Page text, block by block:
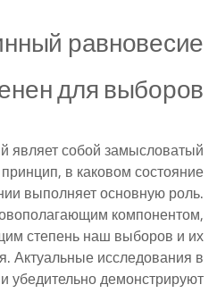
равновесие
для выборов
являет собой замысловатый
в каковом состояние
выполняет основную роль.
компонентом,
степень наш выборов и их
Актуальные исследования в
убедительно демонстрируют